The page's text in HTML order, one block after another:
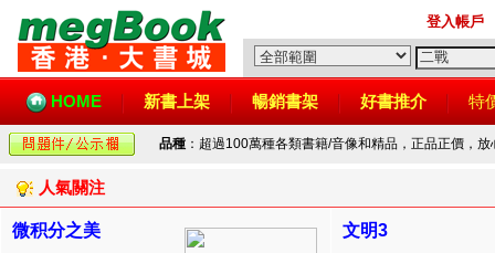
登入帳戶
HOME 新書上架 暢銷書架 好書推介 特
品種 ：超過100萬種各類書籍/音像和精品，正品正價，
人氣關注
微积分之美 文明3